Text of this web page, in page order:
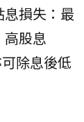
損失：最
高股息
除息後低